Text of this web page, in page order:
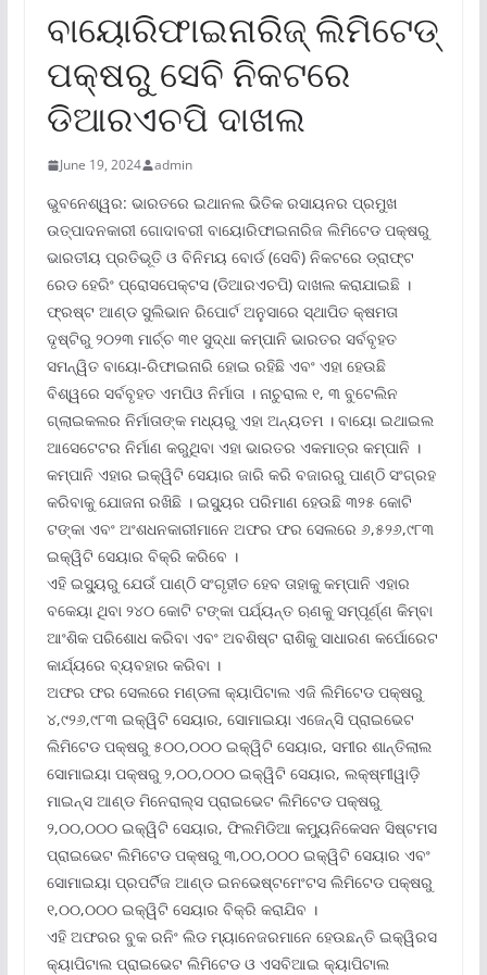
ବାୟୋରିଫାଇନାରିଜ୍ ଲିମିଟେଡ୍
ପକ୍ଷରୁ ସେବି ନିକଟରେ
ଡିଆରଏଚପି ଦାଖଲ
June 19, 2024 admin
ଭୁବନେଶ୍ୱର: ଭାରତରେ ଇଥାନଲ ଭିତିକ ରସାୟନର ପ୍ରମୁଖ
ଉତ୍ପାଦନକାରୀ ଗୋଦାବରୀ ବାୟୋରିଫାଇନାରିଜ ଲିମିଟେଡ ପକ୍ଷରୁ
ଭାରତୀୟ ପ୍ରତିଭୂତି ଓ ବିନିମୟ ବୋର୍ଡ (ସେବି) ନିକଟରେ ଡ୍ରାଫ୍ଟ
ରେଡ ହେରିଂ ପ୍ରୋସପେକ୍ଟସ (ଡିଆରଏଚପି) ଦାଖଲ କରାଯାଇଛି ।
ଫ୍ରଷ୍ଟ ଆଣ୍ଡ ସୁଲିଭାନ ରିପୋର୍ଟ ଅନୁସାରେ ସ୍ଥାପିତ କ୍ଷମତା
ଦୃଷ୍ଟିରୁ ୨୦୨୩ ମାର୍ଚ୍ଚ ୩୧ ସୁଦ୍ଧା କମ୍ପାନି ଭାରତର ସର୍ବବୃହତ
ସମନ୍ୱିତ ବାୟୋ-ରିଫାଇନାରି ହୋଇ ରହିଛି ଏବଂ ଏହା ହେଉଛି
ବିଶ୍ୱରେ ସର୍ବବୃହତ ଏମପିଓ ନିର୍ମାତା । ନାଚୁରାଲ ୧, ୩ ବୁଟେଲିନ
ଗ୍ଲାଇକଲର ନିର୍ମାତାଙ୍କ ମଧ୍ୟରୁ ଏହା ଅନ୍ୟତମ । ବାୟୋ ଇଥାଇଲ
ଆସେଟେଟର ନିର୍ମାଣ କରୁଥିବା ଏହା ଭାରତର ଏକମାତ୍ର କମ୍ପାନି ।
କମ୍ପାନି ଏହାର ଇକ୍ୱିଟି ସେୟାର ଜାରି କରି ବଜାରରୁ ପାଣ୍ଠି ସଂଗ୍ରହ
କରିବାକୁ ଯୋଜନା ରଖିଛି । ଇସ୍ୟୁର ପରିମାଣ ହେଉଛି ୩୨୫ କୋଟି
ଟଙ୍କା ଏବଂ ଅଂଶଧନକାରୀମାନେ ଅଫର ଫର ସେଲରେ ୬,୫୨୬,୯୮୩
ଇକ୍ୱିଟି ସେୟାର ବିକ୍ରି କରିବେ ।
ଏହି ଇସ୍ୟୁରୁ ଯେଉଁ ପାଣ୍ଠି ସଂଗୃହୀତ ହେବ ତାହାକୁ କମ୍ପାନି ଏହାର
ବକେୟା ଥିବା ୨୪୦ କୋଟି ଟଙ୍କା ପର୍ଯ୍ୟନ୍ତ ଋଣକୁ ସମ୍ପୂର୍ଣ୍ଣ କିମ୍ବା
ଆଂଶିକ ପରିଶୋଧ କରିବା ଏବଂ ଅବଶିଷ୍ଟ ରାଶିକୁ ସାଧାରଣ କର୍ପୋରେଟ
କାର୍ଯ୍ୟରେ ବ୍ୟବହାର କରିବା ।
ଅଫର ଫର ସେଲରେ ମଣ୍ଡଳା କ୍ୟାପିଟାଲ ଏଜି ଲିମିଟେଡ ପକ୍ଷରୁ
୪,୯୨୬,୯୮୩ ଇକ୍ୱିଟି ସେୟାର, ସୋମାଇୟା ଏଜେନ୍ସି ପ୍ରାଇଭେଟ
ଲିମିଟେଡ ପକ୍ଷରୁ ୫୦୦,୦୦୦ ଇକ୍ୱିଟି ସେୟାର, ସମୀର ଶାନ୍ତିଲାଲ
ସୋମାଇୟା ପକ୍ଷରୁ ୨,୦୦,୦୦୦ ଇକ୍ୱିଟି ସେୟାର, ଲକ୍ଷ୍ମୀୱାଡ଼ି
ମାଇନ୍ସ ଆଣ୍ଡ ମିନେରାଲ୍‌‌ସ ପ୍ରାଇଭେଟ ଲିମିଟେଡ ପକ୍ଷରୁ
୨,୦୦,୦୦୦ ଇକ୍ୱିଟି ସେୟାର, ଫିଲମିଡିଆ କମ୍ୟୁନିକେସନ ସିଷ୍ଟମସ
ପ୍ରାଇଭେଟ ଲିମିଟେଡ ପକ୍ଷରୁ ୩,୦୦,୦୦୦ ଇକ୍ୱିଟି ସେୟାର ଏବଂ
ସୋମାଇୟା ପ୍ରପର୍ଟିଜ ଆଣ୍ଡ ଇନଭେଷ୍ଟମେଂଟସ ଲିମିଟେଡ ପକ୍ଷରୁ
୧,୦୦,୦୦୦ ଇକ୍ୱିଟି ସେୟାର ବିକ୍ରି କରାଯିବ ।
ଏହି ଅଫରର ବୁକ ରନିଂ ଲିଡ ମ୍ୟାନେଜରମାନେ ହେଉଛନ୍ତି ଇକ୍ୱିରସ
କ୍ୟାପିଟାଲ ପ୍ରାଇଭେଟ ଲିମିଟେଡ ଓ ଏସବିଆଇ କ୍ୟାପିଟାଲ